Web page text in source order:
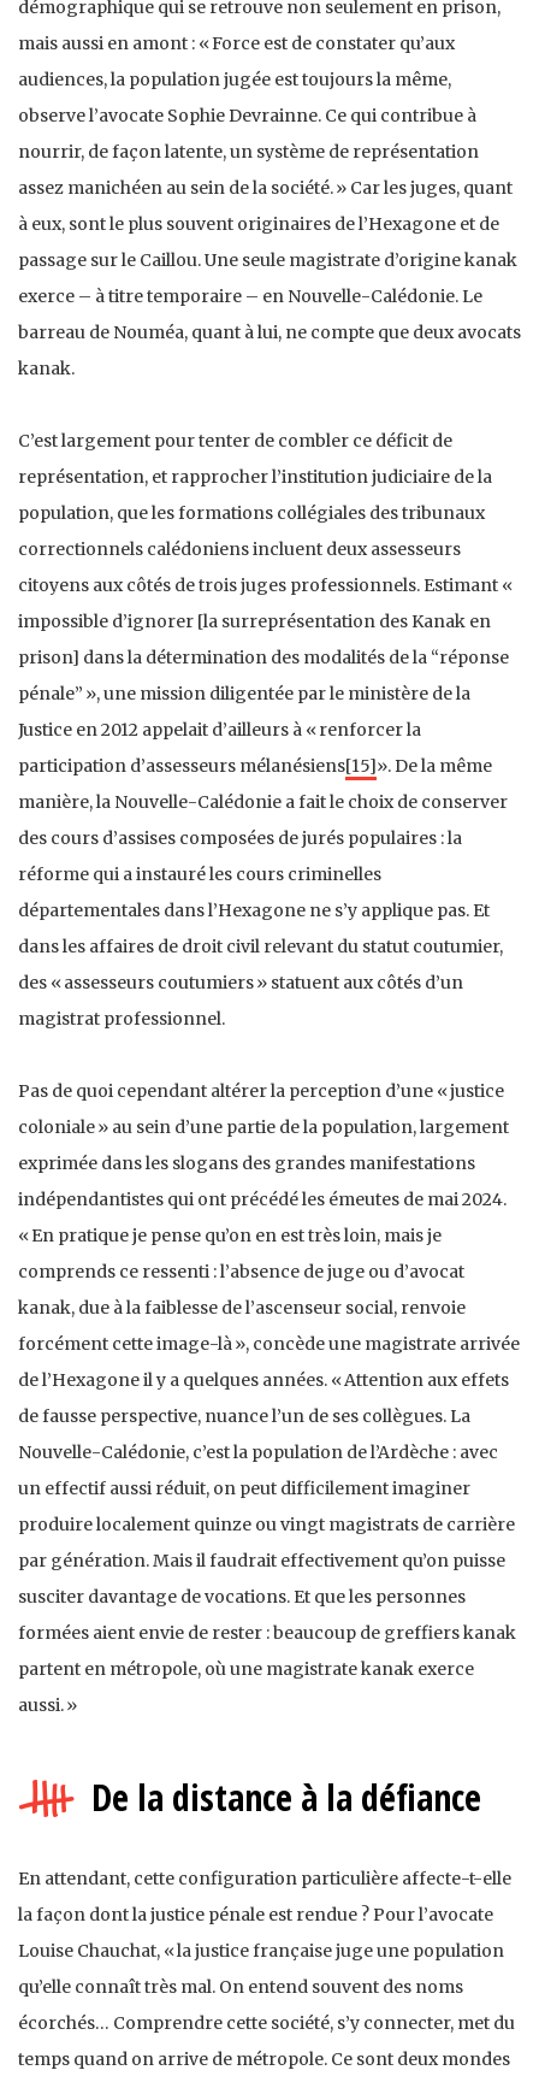
démographique qui se retrouve non seulement en prison,
mais aussi en amont : « Force est de constater qu’aux
audiences, la population jugée est toujours la même,
observe l’avocate Sophie Devrainne. Ce qui contribue à
nourrir, de façon latente, un système de représentation
assez manichéen au sein de la société. » Car les juges, quant
à eux, sont le plus souvent originaires de l’Hexagone et de
passage sur le Caillou. Une seule magistrate d’origine kanak
exerce – à titre temporaire – en Nouvelle-Calédonie. Le
barreau de Nouméa, quant à lui, ne compte que deux avocats
kanak.
C’est largement pour tenter de combler ce déficit de
représentation, et rapprocher l’institution judiciaire de la
population, que les formations collégiales des tribunaux
correctionnels calédoniens incluent deux assesseurs
citoyens aux côtés de trois juges professionnels. Estimant «
impossible d’ignorer [la surreprésentation des Kanak en
prison] dans la détermination des modalités de la “réponse
pénale” », une mission diligentée par le ministère de la
Justice en 2012 appelait d’ailleurs à « renforcer la
participation d’assesseurs mélanésiens[15]». De la même
manière, la Nouvelle-Calédonie a fait le choix de conserver
des cours d’assises composées de jurés populaires : la
réforme qui a instauré les cours criminelles
départementales dans l’Hexagone ne s’y applique pas. Et
dans les affaires de droit civil relevant du statut coutumier,
des « assesseurs coutumiers » statuent aux côtés d’un
magistrat professionnel.
Pas de quoi cependant altérer la perception d’une « justice
coloniale » au sein d’une partie de la population, largement
exprimée dans les slogans des grandes manifestations
indépendantistes qui ont précédé les émeutes de mai 2024.
« En pratique je pense qu’on en est très loin, mais je
comprends ce ressenti : l’absence de juge ou d’avocat
kanak, due à la faiblesse de l’ascenseur social, renvoie
forcément cette image-là », concède une magistrate arrivée
de l’Hexagone il y a quelques années. « Attention aux effets
de fausse perspective, nuance l’un de ses collègues. La
Nouvelle-Calédonie, c’est la population de l’Ardèche : avec
un effectif aussi réduit, on peut difficilement imaginer
produire localement quinze ou vingt magistrats de carrière
par génération. Mais il faudrait effectivement qu’on puisse
susciter davantage de vocations. Et que les personnes
formées aient envie de rester : beaucoup de greffiers kanak
partent en métropole, où une magistrate kanak exerce
aussi. »
De la distance à la défiance
En attendant, cette configuration particulière affecte-t-elle
la façon dont la justice pénale est rendue ? Pour l’avocate
Louise Chauchat, « la justice française juge une population
qu’elle connaît très mal. On entend souvent des noms
écorchés… Comprendre cette société, s’y connecter, met du
temps quand on arrive de métropole. Ce sont deux mondes